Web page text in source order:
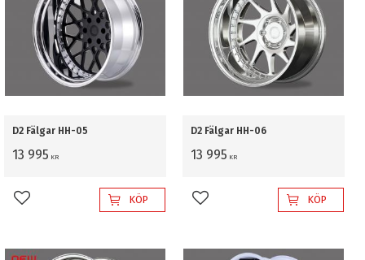
D2 Fälgar HH-05
13 995 KR
Lägg till i favoriterKÖP
D2 Fälgar HH-06
13 995 KR
Lägg till i favoriterKÖP